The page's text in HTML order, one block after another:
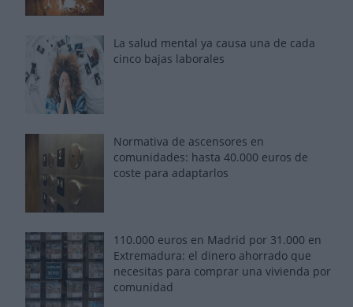
La salud mental ya causa una de cada
cinco bajas laborales
Normativa de ascensores en
comunidades: hasta 40.000 euros de
coste para adaptarlos
110.000 euros en Madrid por 31.000 en
Extremadura: el dinero ahorrado que
necesitas para comprar una vivienda por
comunidad